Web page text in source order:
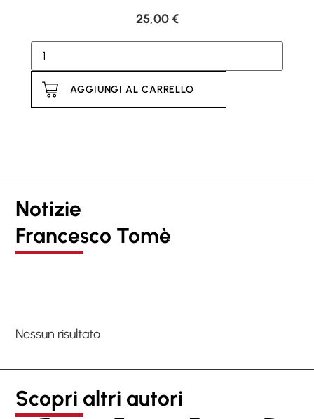
25,00€
AGGIUNGI AL CARRELLO
Notizie
Francesco Tomè
Nessun risultato
Scopri altri autori